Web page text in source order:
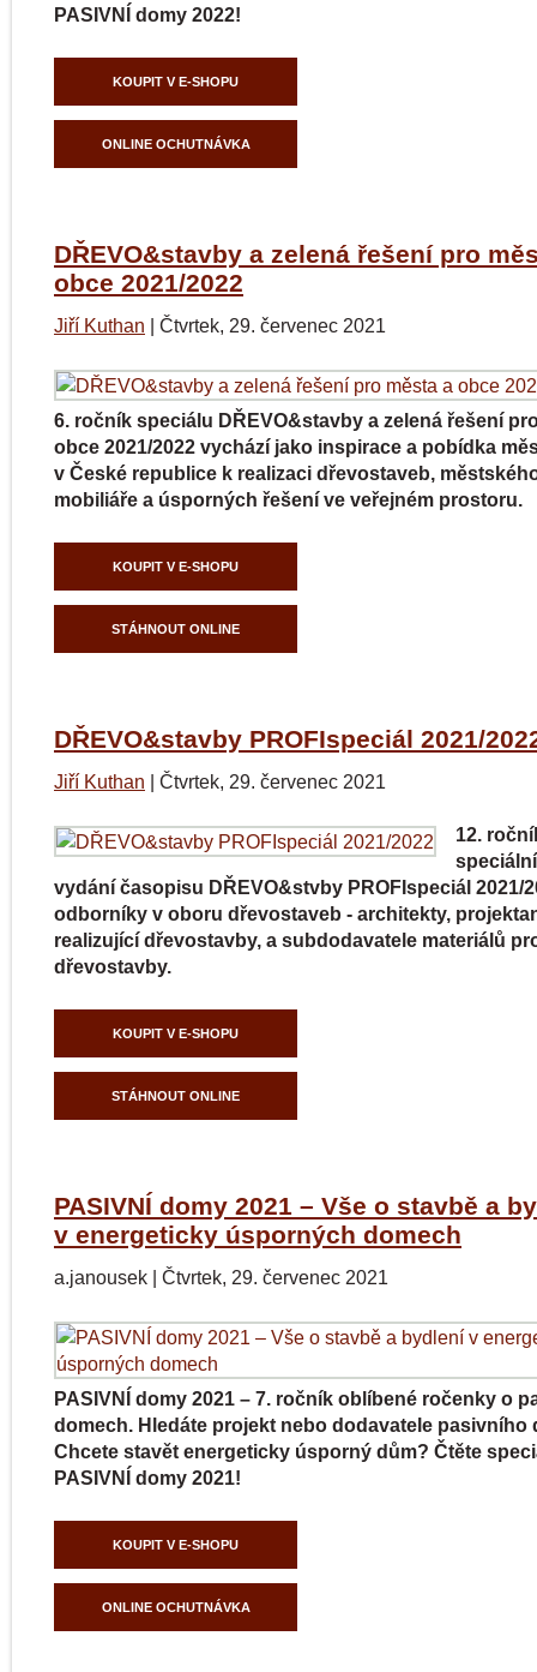
PASIVNÍ domy 2022!
KOUPIT V E-SHOPU
ONLINE OCHUTNÁVKA
DŘEVO&stavby a zelená řešení pro
obce 2021/2022
Jiří Kuthan | Čtvrtek, 29. červenec 2021
6. ročník speciálu DŘEVO&stavby a zelená řešení
obce 2021/2022 vychází jako inspirace a pobídka
v České republice k realizaci dřevostaveb,
mobiliáře a úsporných řešení ve veřejném prostoru.
KOUPIT V E-SHOPU
STÁHNOUT ONLINE
DŘEVO&stavby PROFIspeciál 2021/
Jiří Kuthan | Čtvrtek, 29. červenec 2021
12.
vydání časopisu DŘEVO&stvby PROFIspeciál 2021/
odborníky v oboru dřevostaveb - architekty,
realizující dřevostavby, a subdodavatele materiálů
dřevostavby.
KOUPIT V E-SHOPU
STÁHNOUT ONLINE
PASIVNÍ domy 2021 – Vše o stavbě a
v energeticky úsporných domech
a.janousek | Čtvrtek, 29. červenec 2021
PASIVNÍ domy 2021 – 7. ročník oblíbené ročenky o
domech. Hledáte projekt nebo dodavatele pasivního
Chcete stavět energeticky úsporný dům? Čtěte
PASIVNÍ domy 2021!
KOUPIT V E-SHOPU
ONLINE OCHUTNÁVKA